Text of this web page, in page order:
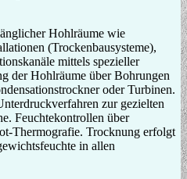
Hohlräume wie
(Trockenbausysteme),
mittels spezieller
der Hohlräume über Bohrungen
oder Turbinen.
zur gezielten
Feuchtekontrollen über
Thermografie. Trocknung erfolgt
in allen